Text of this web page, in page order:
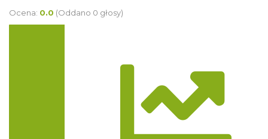
Ocena: 0.0 (Oddano 0 głosy)
Trasa